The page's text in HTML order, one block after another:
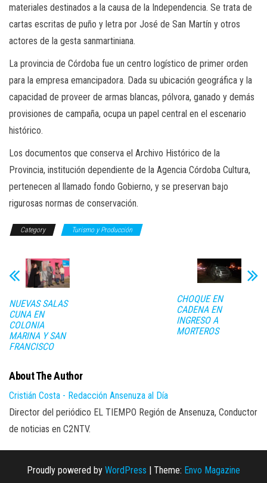
materiales destinados a la causa de la Independencia. Se trata de
cartas escritas de puño y letra por José de San Martín y otros
actores de la gesta sanmartiniana.
La provincia de Córdoba fue un centro logístico de primer orden
para la empresa emancipadora. Dada su ubicación geográfica y la
capacidad de proveer de armas blancas, pólvora, ganado y demás
provisiones de campaña, ocupa un papel central en el escenario
histórico.
Los documentos que conserva el Archivo Histórico de la
Provincia, institución dependiente de la Agencia Córdoba Cultura,
pertenecen al llamado fondo Gobierno, y se preservan bajo
rigurosas normas de conservación.
Category Turismo y Producción
NUEVAS SALAS
CUNA EN
COLONIA
MARINA Y SAN
FRANCISCO
CHOQUE EN
CADENA EN
INGRESO A
MORTEROS
About The Author
Cristián Costa - Redacción Ansenuza al Día
Director del periódico EL TIEMPO Región de Ansenuza, Conductor
de noticias en C2NTV.
Proudly powered by WordPress | Theme: Envo Magazine